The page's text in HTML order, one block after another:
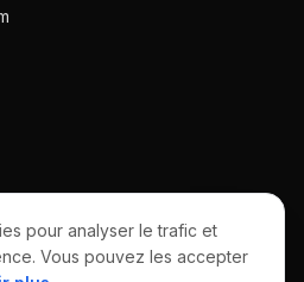
pour analyser le trafic et
Vous pouvez les accepter